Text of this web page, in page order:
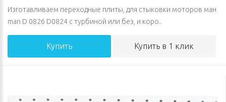
Изготавливаем переходные плиты, для стыковки моторов ман
man D 0826 D0824 с турбиной или без, и коро..
Купить Купить в 1 клик